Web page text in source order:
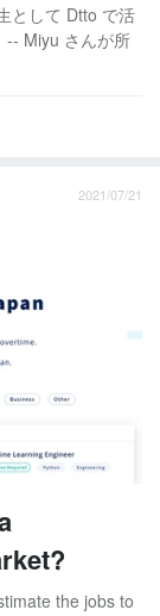
として Dtto で活
-- Miyu さんが所
2021/07/21
the jobs to